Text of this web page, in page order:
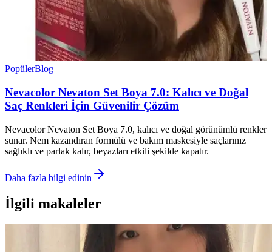
PopülerBlog
Nevacolor Nevaton Set Boya 7.0: Kalıcı ve Doğal
Saç Renkleri İçin Güvenilir Çözüm
Nevacolor Nevaton Set Boya 7.0, kalıcı ve doğal görünümlü renkler
sunar. Nem kazandıran formülü ve bakım maskesiyle saçlarınız
sağlıklı ve parlak kalır, beyazları etkili şekilde kapatır.
Daha fazla bilgi edinin
İlgili makaleler